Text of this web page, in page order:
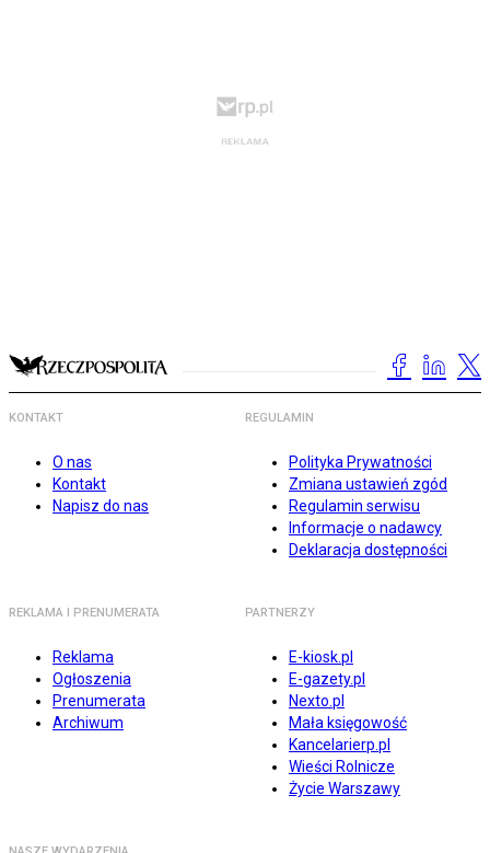
KONTAKT
O nas
Kontakt
Napisz do nas
REGULAMIN
Polityka Prywatności
Zmiana ustawień zgód
Regulamin serwisu
Informacje o nadawcy
Deklaracja dostępności
REKLAMA I PRENUMERATA
Reklama
Ogłoszenia
Prenumerata
Archiwum
PARTNERZY
E-kiosk.pl
E-gazety.pl
Nexto.pl
Mała księgowość
Kancelarierp.pl
Wieści Rolnicze
Życie Warszawy